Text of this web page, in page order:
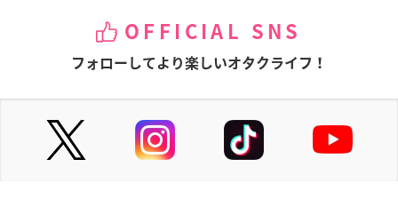
OFFICIAL SNS
フォローしてより楽しいオタクライフ！